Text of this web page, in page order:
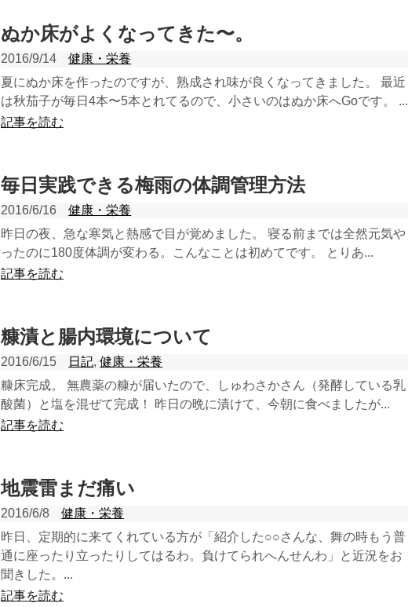
ぬか床がよくなってきた〜。
2016/9/14
健康・栄養
夏にぬか床を作ったのですが、熟成され味が良くなってきました。 最近
は秋茄子が毎日4本〜5本とれてるので、小さいのはぬか床へGoです。 ...
記事を読む
毎日実践できる梅雨の体調管理方法
2016/6/16
健康・栄養
昨日の夜、急な寒気と熱感で目が覚めました。 寝る前までは全然元気や
ったのに180度体調が変わる。こんなことは初めてです。 とりあ...
記事を読む
糠漬と腸内環境について
2016/6/15 日記,健康・栄養
糠床完成。 無農薬の糠が届いたので、しゅわさかさん（発酵している乳
酸菌）と塩を混ぜて完成！ 昨日の晩に漬けて、今朝に食べましたが...
記事を読む
地震雷まだ痛い
2016/6/8
健康・栄養
昨日、定期的に来てくれている方が「紹介した○○さんな、舞の時もう普
通に座ったり立ったりしてはるわ。負けてられへんせんわ」と近況をお
聞きした。...
記事を読む